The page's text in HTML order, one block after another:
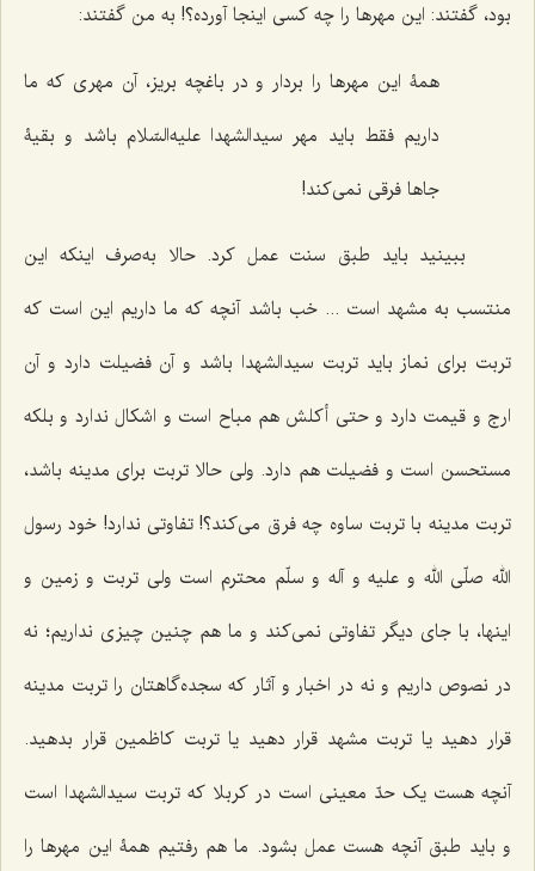
بود، گفتند: این مهرها را چه کسى اینجا آورده؟! به من گفتند:
همۀ این مهرها را بردار و در باغچه بریز، آن مهرى که ما
داریم فقط باید مهر سیدالشهدا علیه‌السّلام باشد و بقیۀ
جاها فرقى نمى‌کند!
ببینید باید طبق سنت عمل کرد. حالا به‌صرف اینکه این
منتسب به مشهد است ... خب باشد آنچه که ما داریم این است که
تربت براى نماز باید تربت سیدالشهدا باشد و آن فضیلت دارد و آن
ارج و قیمت دارد و حتى أکلش هم مباح است و اشکال ندارد و بلکه
مستحسن است و فضیلت هم دارد. ولى حالا تربت برای مدینه باشد،
تربت مدینه با تربت ساوه چه فرق مى‌کند؟! تفاوتى ندارد! خود رسول
الله صلّی الله و علیه و آله و سلّم محترم است ولى تربت و زمین و
اینها، با جاى دیگر تفاوتى نمى‌کند و ما هم چنین چیزی نداریم؛ نه
در نصوص داریم و نه در اخبار و آثار که سجده‌گاهتان را تربت مدینه
قرار دهید یا تربت مشهد قرار دهید یا تربت کاظمین قرار بدهید.
آنچه هست یک حدّ معینى است در کربلا که تربت سیدالشهدا است
و باید طبق آنچه هست عمل بشود. ما هم رفتیم همۀ این مهرها را